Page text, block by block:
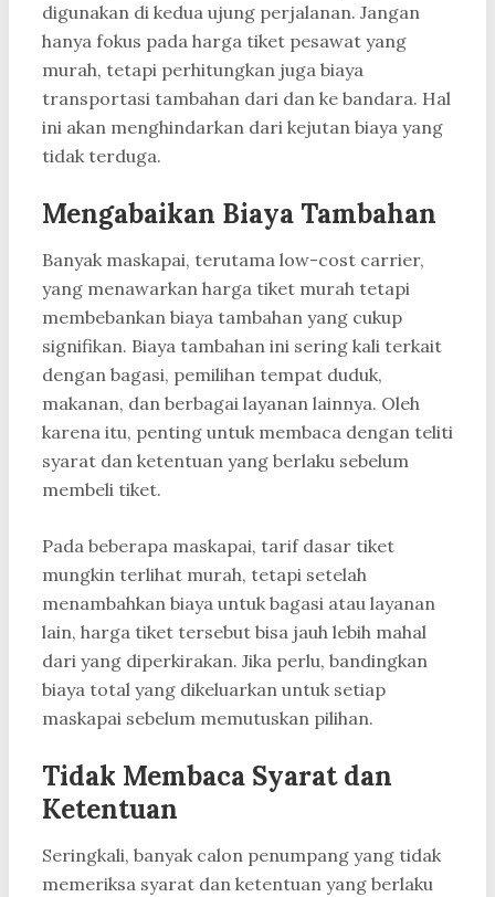
digunakan di kedua ujung perjalanan. Jangan
hanya fokus pada harga tiket pesawat yang
murah, tetapi perhitungkan juga biaya
transportasi tambahan dari dan ke bandara. Hal
ini akan menghindarkan dari kejutan biaya yang
tidak terduga.
Mengabaikan Biaya Tambahan
Banyak maskapai, terutama low-cost carrier,
yang menawarkan harga tiket murah tetapi
membebankan biaya tambahan yang cukup
signifikan. Biaya tambahan ini sering kali terkait
dengan bagasi, pemilihan tempat duduk,
makanan, dan berbagai layanan lainnya. Oleh
karena itu, penting untuk membaca dengan teliti
syarat dan ketentuan yang berlaku sebelum
membeli tiket.
Pada beberapa maskapai, tarif dasar tiket
mungkin terlihat murah, tetapi setelah
menambahkan biaya untuk bagasi atau layanan
lain, harga tiket tersebut bisa jauh lebih mahal
dari yang diperkirakan. Jika perlu, bandingkan
biaya total yang dikeluarkan untuk setiap
maskapai sebelum memutuskan pilihan.
Tidak Membaca Syarat dan
Ketentuan
Seringkali, banyak calon penumpang yang tidak
memeriksa syarat dan ketentuan yang berlaku